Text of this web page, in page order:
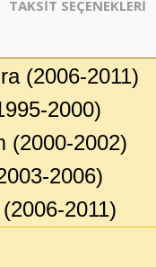
TAKSİT SEÇENEKLERİ
(2006-2011)
2000)
(2000-2002)
2006)
2011)